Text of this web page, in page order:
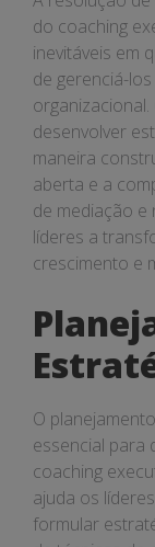
do coaching
inevitáveis em
de gerenciá-
desenvolver
maneira
aberta e a
de mediação e
líderes a
crescimento e
O
essencial para
coaching
ajuda os
formular